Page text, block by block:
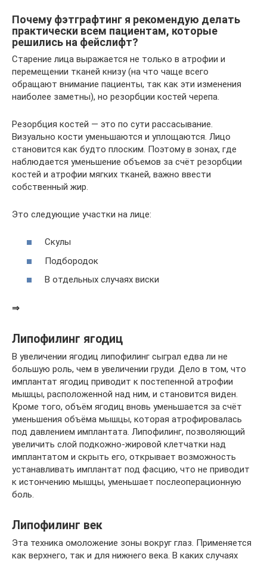
Почему фэтграфтинг я рекомендую делать
практически всем пациентам, которые
решились на фейслифт?
Старение лица выражается не только в атрофии и
перемещении тканей книзу (на что чаще всего
обращают внимание пациенты, так как эти изменения
наиболее заметны), но резорбции костей черепа.
Резорбция костей — это по сути рассасывание.
Визуально кости уменьшаются и уплощаются. Лицо
становится как будто плоским. Поэтому в зонах, где
наблюдается уменьшение объемов за счёт резорбции
костей и атрофии мягких тканей, важно ввести
собственный жир.
Это следующие участки на лице:
Скулы
Подбородок
В отдельных случаях виски
⇒
Липофилинг ягодиц
В увеличении ягодиц липофилинг сыграл едва ли не
большую роль, чем в увеличении груди. Дело в том, что
имплантат ягодиц приводит к постепенной атрофии
мышцы, расположенной над ним, и становится виден.
Кроме того, объём ягодиц вновь уменьшается за счёт
уменьшения объёма мышцы, которая атрофировалась
под давлением имплантата. Липофилинг, позволяющий
увеличить слой подкожно-жировой клетчатки над
имплантатом и скрыть его, открывает возможность
устанавливать имплантат под фасцию, что не приводит
к истончению мышцы, уменьшает послеоперационную
боль.
Липофилинг век
Эта техника омоложение зоны вокруг глаз. Применяется
как верхнего, так и для нижнего века. В каких случаях